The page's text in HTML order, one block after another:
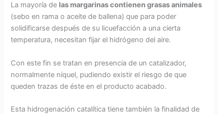
La mayoría de las margarinas contienen grasas animales
(sebo en rama o aceite de ballena) que para poder
solidificarse después de su licuefacción a una cierta
temperatura, necesitan fijar el hidrógeno del aire.
Con este fin se tratan en presencia de un catalizador,
normalmente níquel, pudiendo existir el riesgo de que
queden trazas de éste en el producto acabado.
Esta hidrogenación catalítica tiene también la finalidad de